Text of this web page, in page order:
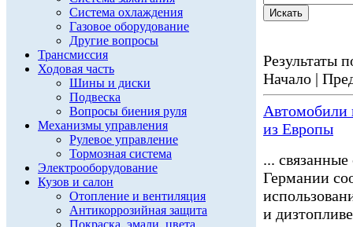
Система охлаждения
Газовое оборудование
Другие вопросы
Трансмиссия
Ходовая часть
Шины и диски
Подвеска
Вопросы биения руля
Механизмы управления
Рулевое управление
Тормозная система
Электрооборудование
Кузов и салон
Отопление и вентиляция
Антикоррозийная защита
Покраска, эмали, цвета
Результаты
Начало |
из Европы
...
Германии
и